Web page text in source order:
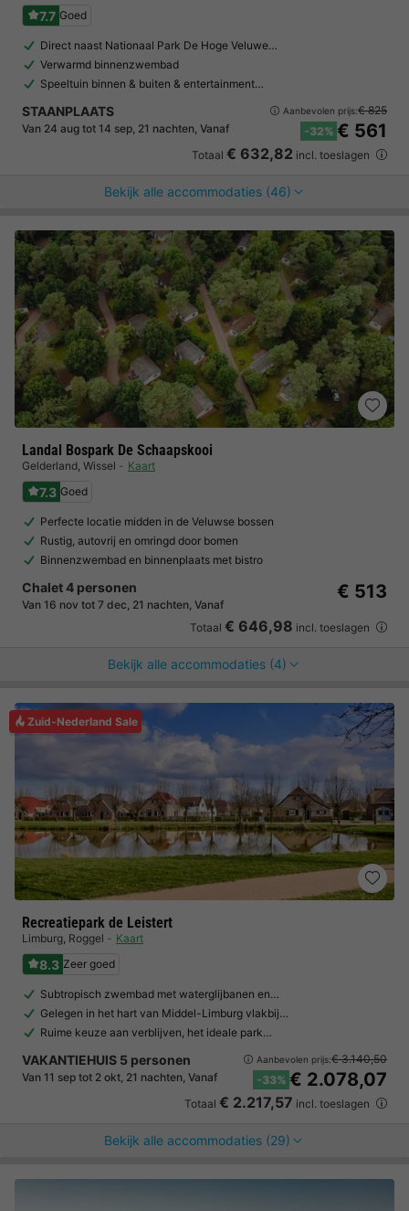
7.7 Goed
Direct naast Nationaal Park De Hoge Veluwe…
Verwarmd binnenzwembad
Speeltuin binnen & buiten & entertainment…
STAANPLAATS
Van 24 aug tot 14 sep, 21 nachten, Vanaf
Aanbevolen prijs:€ 825
-32% € 561
Totaal € 632,82 incl. toeslagen
Bekijk alle accommodaties (46)
Landal Bospark De Schaapskooi
Gelderland, Wissel Kaart
7.3 Goed
Perfecte locatie midden in de Veluwse bossen
Rustig, autovrij en omringd door bomen
Binnenzwembad en binnenplaats met bistro
Chalet 4 personen
Van 16 nov tot 7 dec, 21 nachten, Vanaf
€ 513
Totaal € 646,98 incl. toeslagen
Bekijk alle accommodaties (4)
Zuid-Nederland Sale
Recreatiepark de Leistert
Limburg, Roggel Kaart
8.3 Zeer goed
Subtropisch zwembad met waterglijbanen en…
Gelegen in het hart van Middel-Limburg vlakbij…
Ruime keuze aan verblijven, het ideale park…
VAKANTIEHUIS 5 personen
Van 11 sep tot 2 okt, 21 nachten, Vanaf
Aanbevolen prijs:€ 3.140,50
-33% € 2.078,07
Totaal € 2.217,57 incl. toeslagen
Bekijk alle accommodaties (29)